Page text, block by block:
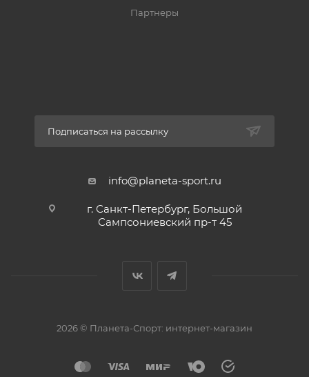
Партнеры
Подписаться на рассылку
info@planeta-sport.ru
г. Санкт-Петербург, Большой
Сампсониевский пр-т 45
2026 © Планета-Спорт: интернет-магазин